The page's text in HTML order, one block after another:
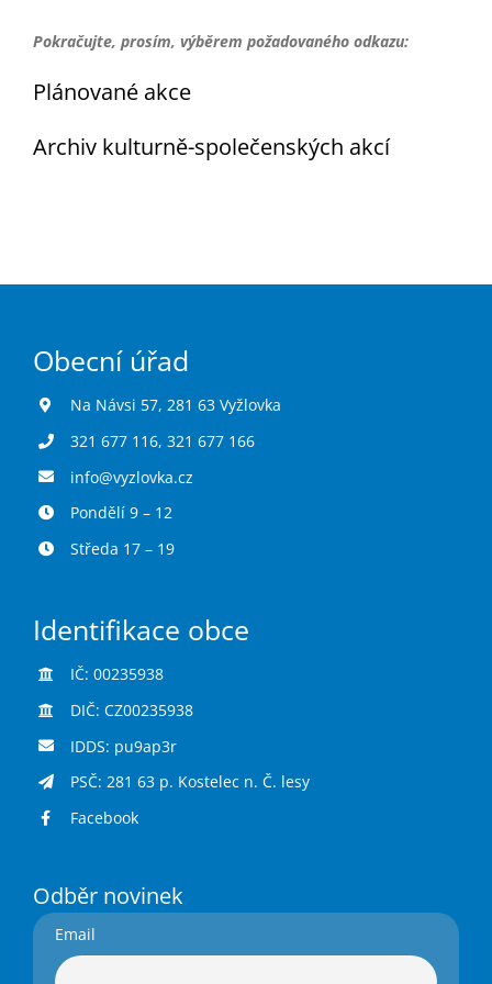
Hlášení závad
Pokračujte, prosím, výběrem požadovaného odkazu:
Plánované akce
Archiv kulturně-společenských akcí
Obecní úřad
Na Návsi 57, 281 63 Vyžlovka
321 677 116, 321 677 166
info@vyzlovka.cz
Pondělí 9 – 12
Středa 17 – 19
Identifikace obce
IČ: 00235938
DIČ: CZ00235938
IDDS: pu9ap3r
PSČ: 281 63 p. Kostelec n. Č. lesy
Facebook
Odběr novinek
Email